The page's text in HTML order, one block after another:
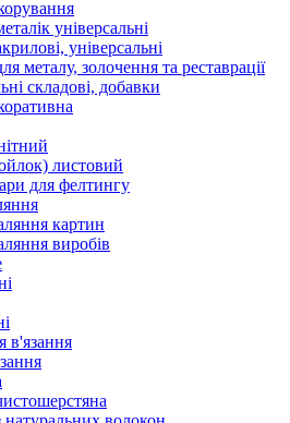
універсальні
універсальні
металу, золочення та реставрації
складові, добавки
листовий
для фелтингу
картин
виробів
в'язання